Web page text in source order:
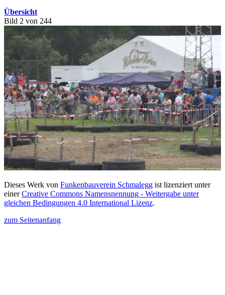
Übersicht
Bild 2 von 244
Dieses Werk von Funkenbauverein Schmalegg ist lizenziert unter
einerCreative Commons Namensnennung - Weitergabe unter
gleichen Bedingungen 4.0 International Lizenz.
zum Seitenanfang